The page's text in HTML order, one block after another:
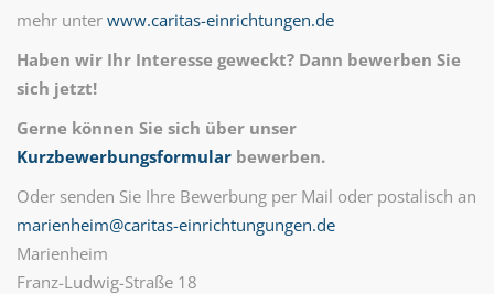
mehr unter www.caritas-einrichtungen.de
Haben wir Ihr Interesse geweckt? Dann bewerben Sie
sich jetzt!
Gerne können Sie sich über unser
Kurzbewerbungsformular bewerben.
Oder senden Sie Ihre Bewerbung per Mail oder postalisch an
marienheim@caritas-einrichtungungen.de
Marienheim
Franz-Ludwig-Straße 18